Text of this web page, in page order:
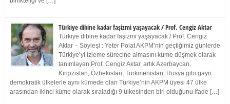
Türkiye dibine kadar faşizmi yaşayacak / Prof. Cengiz Aktar
Türkiye dibine kadar faşizmi yaşayacak / Prof. Cengiz
Aktar – Söyleşi : Yeter Polat AKPM’nin geçtiğimiz günlerde
Türkiye’yi izleme sürecine almasını küme düşmek olarak
tanımlayan Prof. Cengiz Aktar, artık Azerbaycan,
Kırgızistan, Özbekistan, Türkmenistan, Rusya gibi gayri
demokratik ülkelerle aynı kümede olan Türkiye’nin AKPM üyesi 47 ülke
arasından ikinci küme olarak sıraladığı 9 ülkesinden biri olduğunu ifade […]